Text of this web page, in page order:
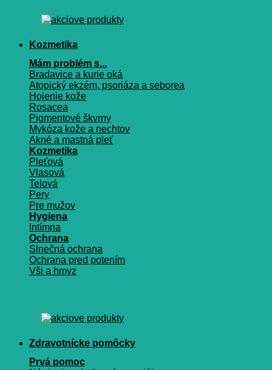
Kozmetika
Mám problém s...
Bradavice a kurie oká
Atopický ekzém, psoriáza a seborea
Hojenie kože
Rosacea
Pigmentové škvrny
Mykóza kože a nechtov
Akné a mastná pleť
Kozmetika
Pleťová
Vlasová
Telová
Pery
Pre mužov
Hygiena
Intímna
Ochrana
Slnečná ochrana
Ochrana pred potením
Vši a hmyz
Zdravotnícke pomôcky
Prvá pomoc